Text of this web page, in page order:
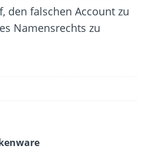
den falschen Account zu
Namensrechts zu